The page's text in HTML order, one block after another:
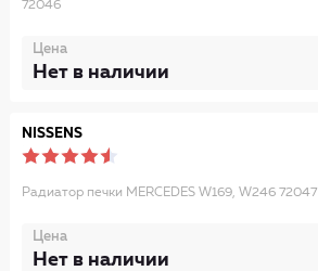
72046
Цена
Нет в наличии
NISSENS
Радиатор печки MERCEDES W169, W246 72047
Цена
Нет в наличии